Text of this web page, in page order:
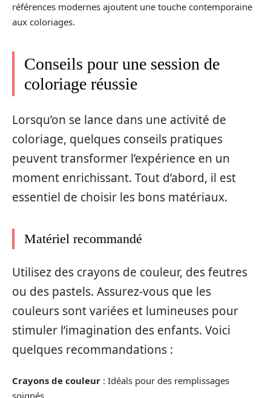
références modernes ajoutent une touche contemporaine
aux coloriages.
Conseils pour une session de
coloriage réussie
Lorsqu’on se lance dans une activité de
coloriage, quelques conseils pratiques
peuvent transformer l’expérience en un
moment enrichissant. Tout d’abord, il est
essentiel de choisir les bons matériaux.
Matériel recommandé
Utilisez des crayons de couleur, des feutres
ou des pastels. Assurez-vous que les
couleurs sont variées et lumineuses pour
stimuler l’imagination des enfants. Voici
quelques recommandations :
Crayons de couleur : Idéals pour des remplissages
soignés.